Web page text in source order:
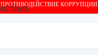
ПРОТИВОДЕЙСТВИЕ КОРРУПЦИИ